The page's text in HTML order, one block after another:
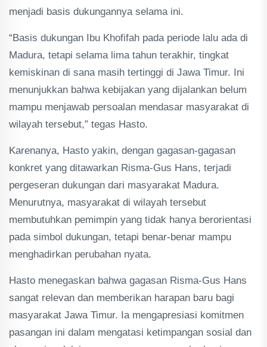
menjadi basis dukungannya selama ini.
“Basis dukungan Ibu Khofifah pada periode lalu ada di
Madura, tetapi selama lima tahun terakhir, tingkat
kemiskinan di sana masih tertinggi di Jawa Timur. Ini
menunjukkan bahwa kebijakan yang dijalankan belum
mampu menjawab persoalan mendasar masyarakat di
wilayah tersebut,” tegas Hasto.
Karenanya, Hasto yakin, dengan gagasan-gagasan
konkret yang ditawarkan Risma-Gus Hans, terjadi
pergeseran dukungan dari masyarakat Madura.
Menurutnya, masyarakat di wilayah tersebut
membutuhkan pemimpin yang tidak hanya berorientasi
pada simbol dukungan, tetapi benar-benar mampu
menghadirkan perubahan nyata.
Hasto menegaskan bahwa gagasan Risma-Gus Hans
sangat relevan dan memberikan harapan baru bagi
masyarakat Jawa Timur. Ia mengapresiasi komitmen
pasangan ini dalam mengatasi ketimpangan sosial dan